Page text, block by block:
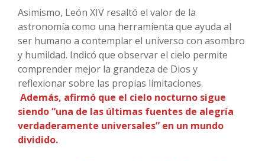
Asimismo, León XIV resaltó el valor de la
astronomía como una herramienta que ayuda al
ser humano a contemplar el universo con asombro
y humildad. Indicó que observar el cielo permite
comprender mejor la grandeza de Dios y
reflexionar sobre las propias limitaciones.
Además, afirmó que el cielo nocturno sigue
siendo “una de las últimas fuentes de alegría
verdaderamente universales” en un mundo
dividido.